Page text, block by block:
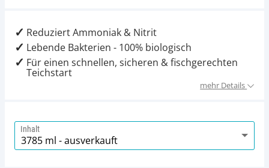
Reduziert Ammoniak & Nitrit
Lebende Bakterien - 100% biologisch
Für einen schnellen, sicheren & fischgerechten
Teichstart
mehr Details
Inhalt
UV-Filter